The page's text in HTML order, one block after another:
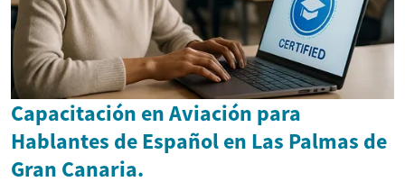
Capacitación en Aviación para
Hablantes de Español en Las Palmas de
Gran Canaria.